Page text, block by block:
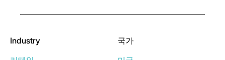
Industry
국가